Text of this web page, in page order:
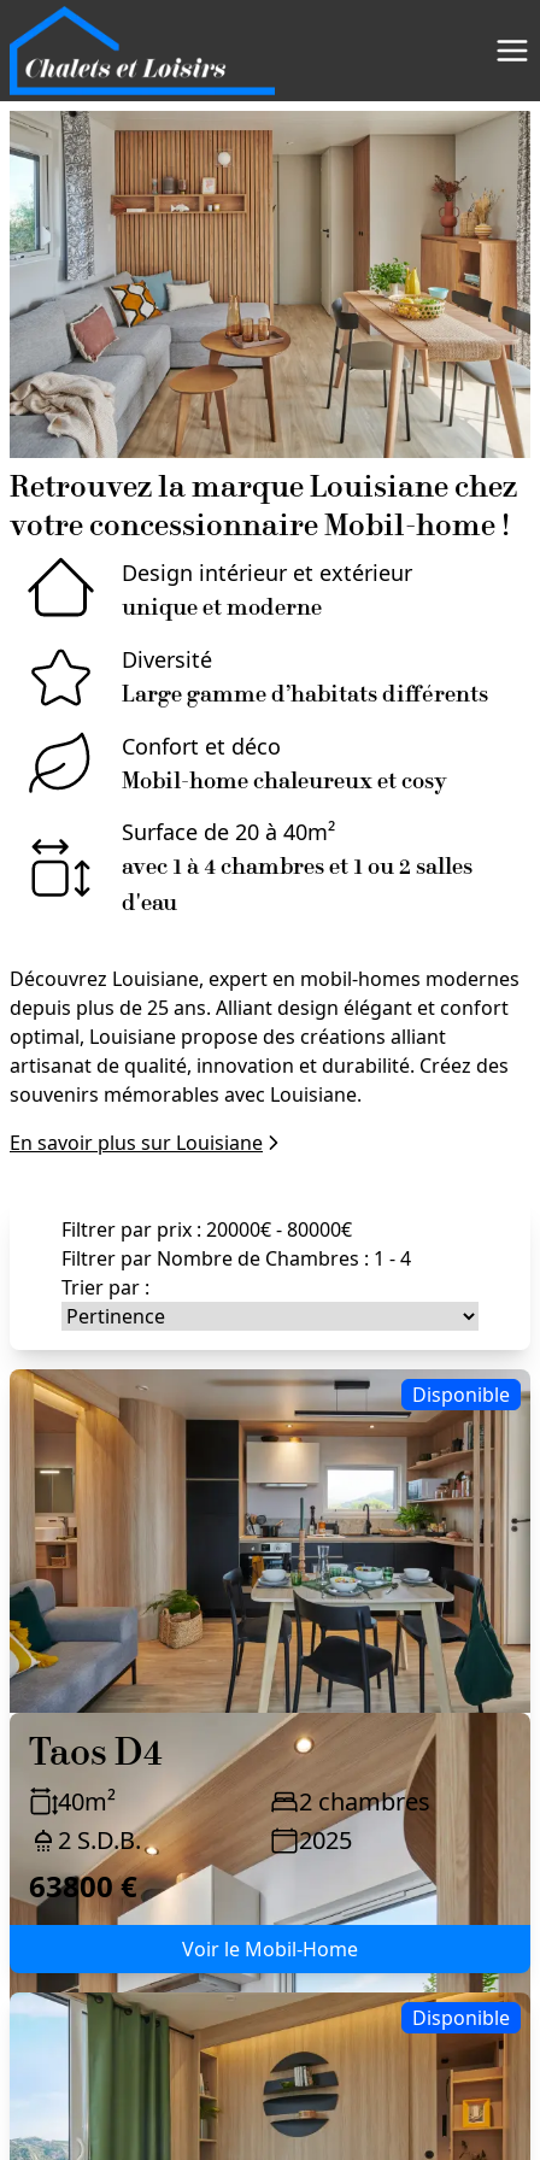
Retrouvez la marque Louisiane chez
votre concessionnaire Mobil-home !
Design intérieur et extérieur
unique et moderne
Diversité
Large gamme d’habitats différents
Confort et déco
Mobil-home chaleureux et cosy
Surface de 20 à 40m²
avec 1 à 4 chambres et 1 ou 2 salles
d'eau
Découvrez Louisiane, expert en mobil-homes modernes
depuis plus de 25 ans. Alliant design élégant et confort
optimal, Louisiane propose des créations alliant
artisanat de qualité, innovation et durabilité. Créez des
souvenirs mémorables avec Louisiane.
En savoir plus sur Louisiane
Filtrer par prix :20000€ -80000€
Filtrer par Nombre de Chambres : 1 -4
Trier par :
Taos D4
40m² 2 chambres
2 S.D.B. 2025
63800 €
Voir le Mobil-Home
Disponible
Disponible